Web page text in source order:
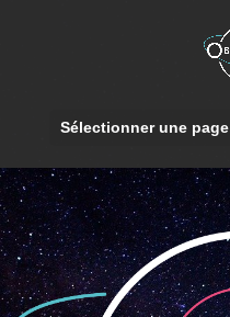
Sélectionner une page